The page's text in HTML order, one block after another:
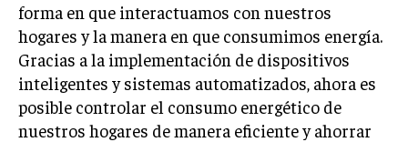
forma en que interactuamos con nuestros
hogares y la manera en que consumimos energía.
Gracias a la implementación de dispositivos
inteligentes y sistemas automatizados, ahora es
posible controlar el consumo energético de
nuestros hogares de manera eficiente y ahorrar